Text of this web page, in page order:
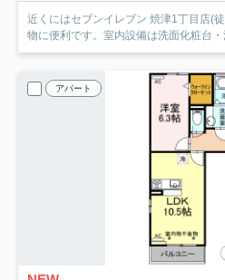
近くにはセブンイレブン 焼津1丁目店(
物に便利です。室内設備は洗面化粧台・
アパート